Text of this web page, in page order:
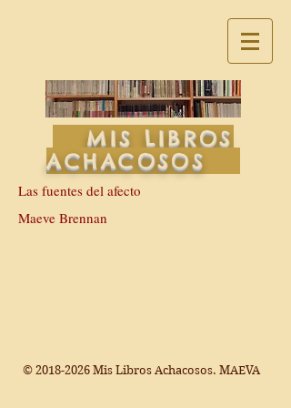
MIS LIBROS
ACHACOSOS
Las fuentes del afecto
Maeve Brennan
© 2018-2026 Mis Libros Achacosos. MAEVA